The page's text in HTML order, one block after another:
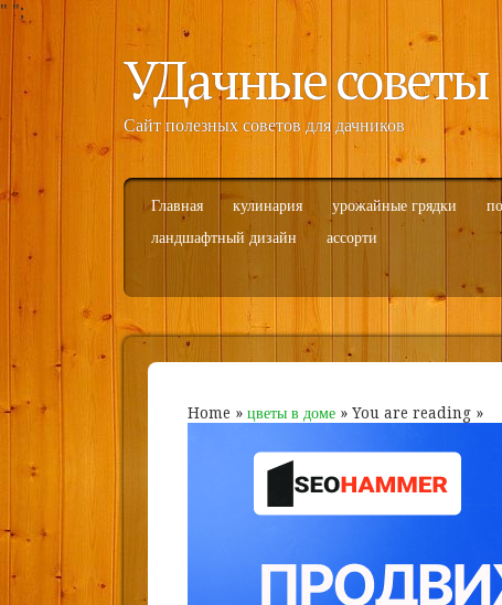
" ";
УДачные советы
Сайт полезных советов для дачников
Главная кулинария урожайные грядки
ландшафтный дизайн
ассорти
Home »цветы в доме » You are reading »